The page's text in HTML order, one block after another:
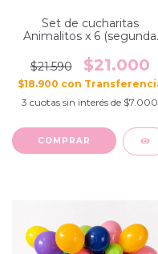
Set de cucharitas
Animalitos x 6 (segunda
$21.590
$21.000
$18.900 con
3 cuotas sin interés de $7.000